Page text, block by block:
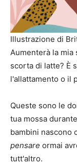
Illustrazione di
Aumenterà la mia
scorta di latte? È
l'allattamento o il
Queste sono le
tua mossa
bambini nascono
pensare ormai
tutt'altro.